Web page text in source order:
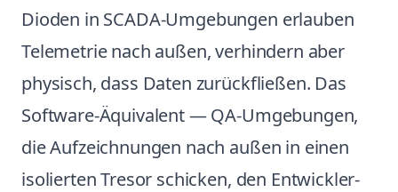
Dioden in SCADA-Umgebungen erlauben
Telemetrie nach außen, verhindern aber
physisch, dass Daten zurückfließen. Das
Software-Äquivalent — QA-Umgebungen,
die Aufzeichnungen nach außen in einen
isolierten Tresor schicken, den Entwickler-